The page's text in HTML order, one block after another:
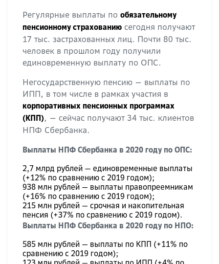
Регулярные выплаты по обязательному
пенсионному страхованию сегодня получают
17 тыс. застрахованных лиц. Почти 80 тыс.
человек в прошлом году получили
единовременную выплату по ОПС.
Негосударственную пенсию — выплаты по
ИПП, в том числе в рамках участия в
корпоративных пенсионных программах
(КПП), — сейчас получают 34 тыс. клиентов
НПФ Сбербанка.
Выплаты НПФ Сбербанка в 2020 году по ОПС:
2,7 млрд рублей — единовременные выплаты
(+12% по сравнению с 2019 годом);
938 млн рублей — выплаты правопреемникам
(+16% по сравнению с 2019 годом);
215 млн рублей — срочная и накопительная
пенсия (+37% по сравнению с 2019 годом).
Выплаты НПФ Сбербанка в 2020 году по НПО:
585 млн рублей — выплаты по КПП (+11% по
сравнению с 2019 годом);